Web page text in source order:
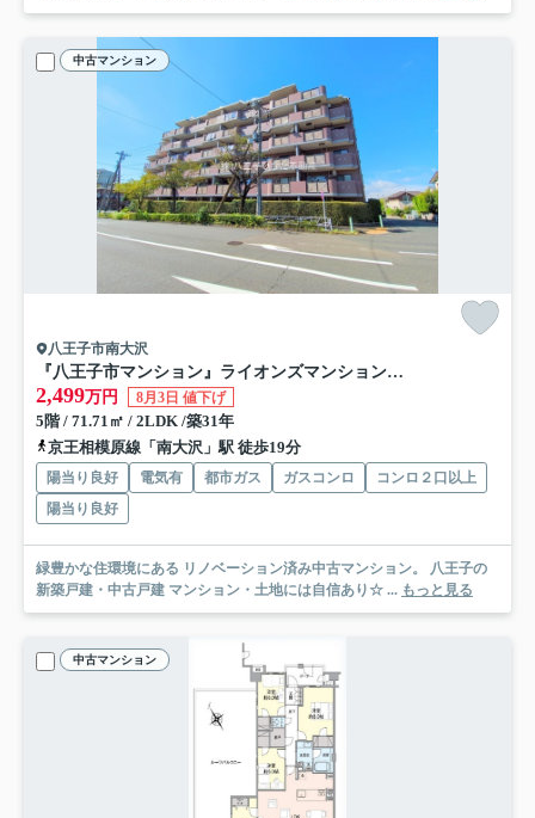
中古マンション
八王子市南大沢
『八王子市マンション』ライオンズマンション南大沢【仲介手数料無料】 八王子市南大沢2-224-3
2,499万円 8月3日 値下げ
5階 / 71.71㎡ / 2LDK /築31年
京王相模原線「南大沢」駅 徒歩19分
陽当り良好 電気有 都市ガス ガスコンロ
コンロ２口以上
陽当り良好
緑豊かな住環境にある リノベーション済み中古マンション。 八王子の
新築戸建・中古戸建 マンション・土地には自信あり☆ ... もっと見る
中古マンション